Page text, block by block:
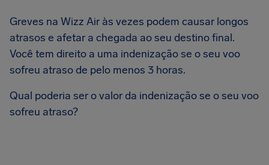
Greves na Wizz Air às vezes podem causar longos
atrasos e afetar a chegada ao seu destino final.
Você tem direito a uma indenização se o seu voo
sofreu atraso de pelo menos 3 horas.
Qual poderia ser o valor da indenização se o seu voo
sofreu atraso?